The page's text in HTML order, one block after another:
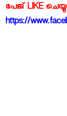
പേജ് LIKE
https://